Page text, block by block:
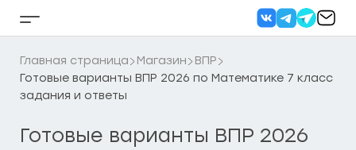
Кнопка
бокового
меню
Главная страница Магазин
ВПР
Готовые варианты ВПР 2026 по Математике 7 класс
задания и ответы
Готовые варианты ВПР 2026